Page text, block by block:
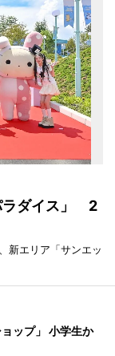
ラダイス」 2
新エリア「サンエッ
ップ」 小学生か